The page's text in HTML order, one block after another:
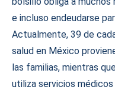
e incluso endeudarse
Actualmente, 39 de
salud en México
las familias, mientras
utiliza servicios